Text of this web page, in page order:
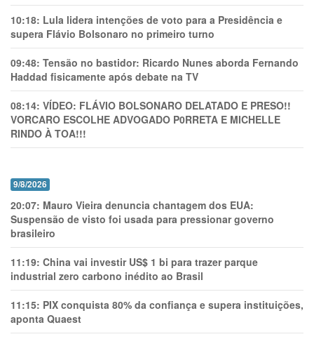
10:18: Lula lidera intenções de voto para a Presidência e
supera Flávio Bolsonaro no primeiro turno
09:48: Tensão no bastidor: Ricardo Nunes aborda Fernando
Haddad fisicamente após debate na TV
08:14: VÍDEO: FLÁVIO BOLSONARO DELATADO E PRESO!!
VORCARO ESCOLHE ADVOGADO P0RRETA E MICHELLE
RINDO À TOA!!!
9/8/2026
20:07: Mauro Vieira denuncia chantagem dos EUA:
Suspensão de visto foi usada para pressionar governo
brasileiro
11:19: China vai investir US$ 1 bi para trazer parque
industrial zero carbono inédito ao Brasil
11:15: PIX conquista 80% da confiança e supera instituições,
aponta Quaest